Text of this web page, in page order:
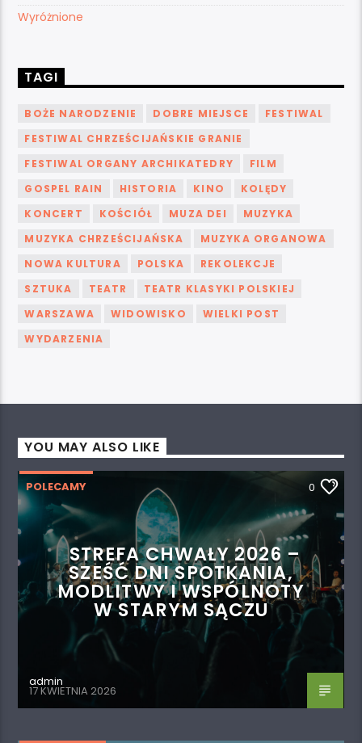
Wyróżnione
TAGI
BOŻE NARODZENIE DOBRE MIEJSCE
FESTIWAL
FESTIWAL CHRZEŚCIJAŃSKIE GRANIE
FESTIWAL ORGANY ARCHIKATEDRY
FILM
GOSPEL RAIN
HISTORIA KINO
KOLĘDY
KONCERT
KOŚCIÓŁ MUZA DEI
MUZYKA
MUZYKA CHRZEŚCIJAŃSKA
MUZYKA ORGANOWA
NOWA KULTURA
POLSKA
REKOLEKCJE
SZTUKA
TEATR
TEATR KLASYKI POLSKIEJ
WARSZAWA
WIDOWISKO
WIELKI POST
WYDARZENIA
YOU MAY ALSO LIKE
POLECAMY 0
STREFA CHWAŁY 2026 –
SZEŚĆ DNI SPOTKANIA,
MODLITWY I WSPÓLNOTY
W STARYM SĄCZU
admin
17 KWIETNIA 2026